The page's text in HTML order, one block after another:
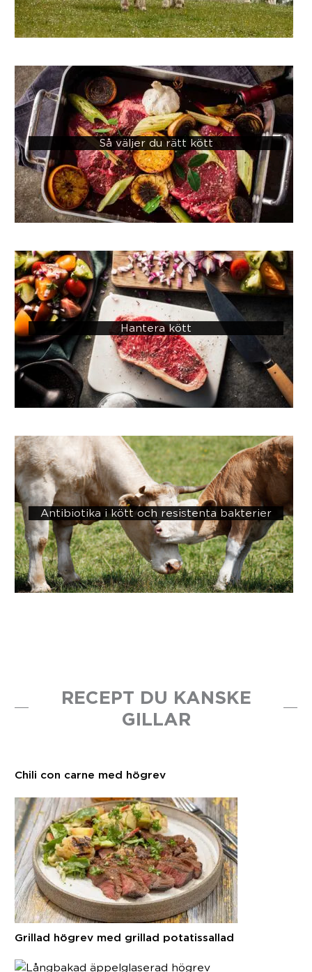
Så väljer du rätt kött
Hantera kött
Antibiotika i kött och resistenta bakterier
RECEPT DU KANSKE
GILLAR
Chili con carne med högrev
Grillad högrev med grillad potatissallad